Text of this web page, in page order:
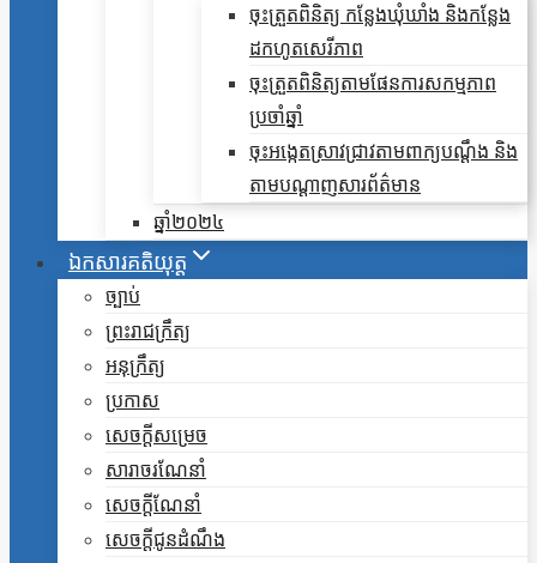
ចុះត្រួតពិនិត្យ កន្លែងឃុំឃាំង និងកន្លែង
ដកហូតសេរីភាព
ចុះត្រួតពិនិត្យតាមផែនការសកម្មភាព
ប្រចាំឆ្នាំ
ចុះអង្កេតស្រាវជ្រាវតាមពាក្យបណ្តឹង និង
តាមបណ្តាញសារព័ត៌មាន
ឆ្នាំ២០២៤
ឯកសារគតិយុត្ត
ច្បាប់
ព្រះរាជក្រឹត្យ
អនុក្រឹត្យ
ប្រកាស
សេចក្តីសម្រេច
សារាចរណែនាំ
សេចក្តីណែនាំ
សេចក្តីជូនដំណឹង